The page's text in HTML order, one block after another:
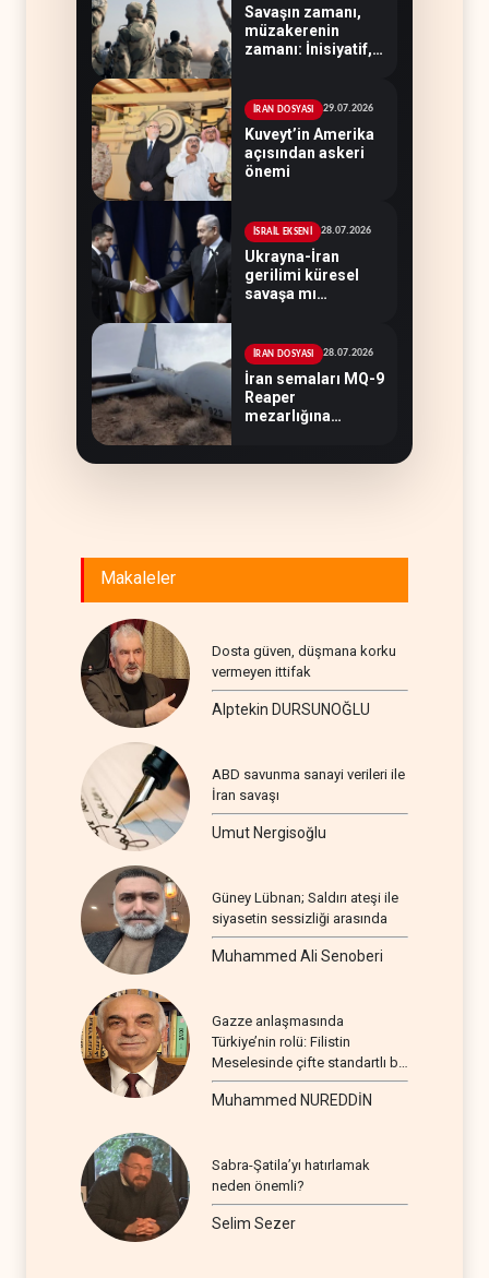
Savaşın zamanı,
müzakerenin
zamanı: İnisiyatif,
İRAN DOSYASI 29.07.2026
Kuveyt’in Amerika
açısından askeri
önemi
İSRAİL EKSENİ 28.07.2026
Ukrayna-İran
gerilimi küresel
savaşa mı
İRAN DOSYASI 28.07.2026
İran semaları MQ-9
Reaper
mezarlığına
Makaleler
Dosta güven, düşmana korku
vermeyen ittifak
Alptekin DURSUNOĞLU
ABD savunma sanayi verileri ile
İran savaşı
Umut Nergisoğlu
Güney Lübnan; Saldırı ateşi ile
siyasetin sessizliği arasında
Muhammed Ali Senoberi
Gazze anlaşmasında
Türkiye’nin rolü: Filistin
Meselesinde çifte standartlı bir
seyir
Muhammed NUREDDİN
Sabra-Şatila’yı hatırlamak
neden önemli?
Selim Sezer